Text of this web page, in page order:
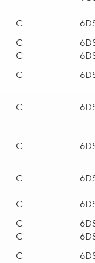
C
C
C
C
C
C
C
C
C
C
C